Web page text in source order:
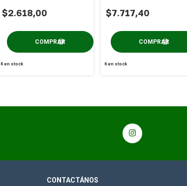
$2.618,00
4en stock
$7.717,40
6en stock
CONTACTÁNOS